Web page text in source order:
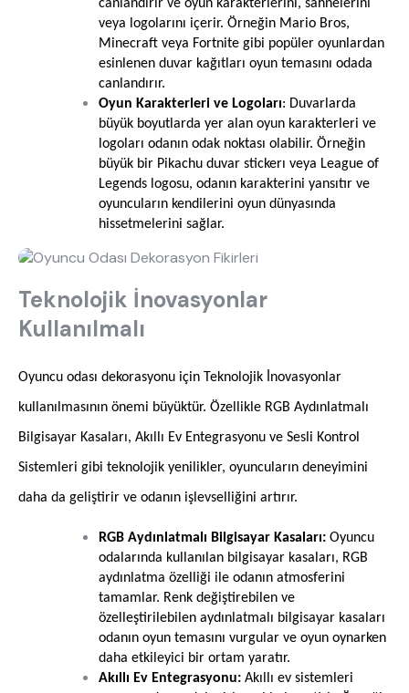
canlandırır ve oyun karakterlerini, sahnelerini
veya logolarını içerir. Örneğin Mario Bros,
Minecraft veya Fortnite gibi popüler oyunlardan
esinlenen duvar kağıtları oyun temasını odada
canlandırır.
Oyun Karakterleri ve Logoları: Duvarlarda
büyük boyutlarda yer alan oyun karakterleri ve
logoları odanın odak noktası olabilir. Örneğin
büyük bir Pikachu duvar stickerı veya League of
Legends logosu, odanın karakterini yansıtır ve
oyuncuların kendilerini oyun dünyasında
hissetmelerini sağlar.
Teknolojik İnovasyonlar
Kullanılmalı
Oyuncu odası dekorasyonu için Teknolojik İnovasyonlar
kullanılmasının önemi büyüktür. Özellikle RGB Aydınlatmalı
Bilgisayar Kasaları, Akıllı Ev Entegrasyonu ve Sesli Kontrol
Sistemleri gibi teknolojik yenilikler, oyuncuların deneyimini
daha da geliştirir ve odanın işlevselliğini artırır.
RGB Aydınlatmalı Bilgisayar Kasaları: Oyuncu
odalarında kullanılan bilgisayar kasaları, RGB
aydınlatma özelliği ile odanın atmosferini
tamamlar. Renk değiştirebilen ve
özelleştirilebilen aydınlatmalı bilgisayar kasaları
odanın oyun temasını vurgular ve oyun oynarken
daha etkileyici bir ortam yaratır.
Akıllı Ev Entegrasyonu: Akıllı ev sistemleri